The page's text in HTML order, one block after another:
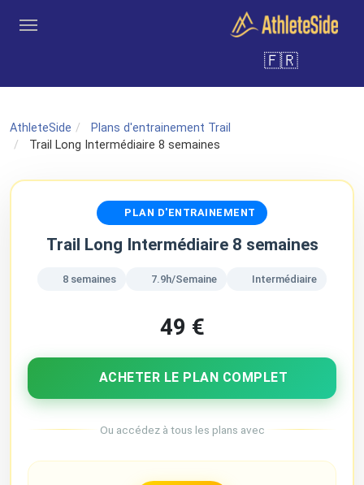
Inscription
🇫🇷
AthleteSide
Plans d'entrainement Trail
Trail Long Intermédiaire 8 semaines
PLAN D'ENTRAINEMENT
Trail Long Intermédiaire 8 semaines
8 semaines 7.9h/Semaine Intermédiaire
49 €
ACHETER LE PLAN COMPLET
Ou accédez à tous les plans avec